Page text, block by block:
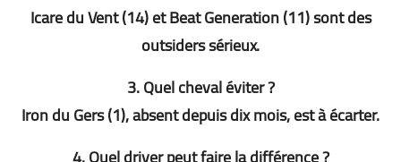
Icare du Vent (14) et Beat Generation (11) sont des
outsiders sérieux.
3. Quel cheval éviter ?
Iron du Gers (1), absent depuis dix mois, est à écarter.